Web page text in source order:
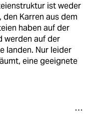
ist weder
Karren aus dem
haben auf der
werden auf der
landen. Nur leider
eine geeignete